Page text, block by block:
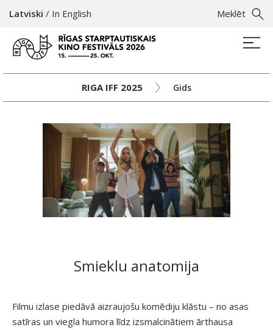
Meklēt
Latviski / In English
RIGA IFF 2025 Gids
Smieklu anatomija
Filmu izlase piedāvā aizraujošu komēdiju klāstu – no asas
satīras un viegla humora līdz izsmalcinātiem ārthausa